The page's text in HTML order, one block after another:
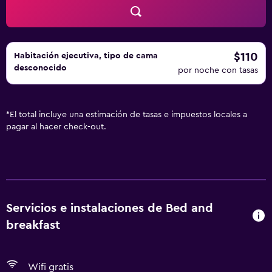
Habitación ejecutiva, tipo de cama
desconocido
$110
por noche con tasas
* El total incluye una estimación de tasas e impuestos locales a
pagar al hacer check-out.
Servicios e instalaciones de Bed and
breakfast
Wifi gratis